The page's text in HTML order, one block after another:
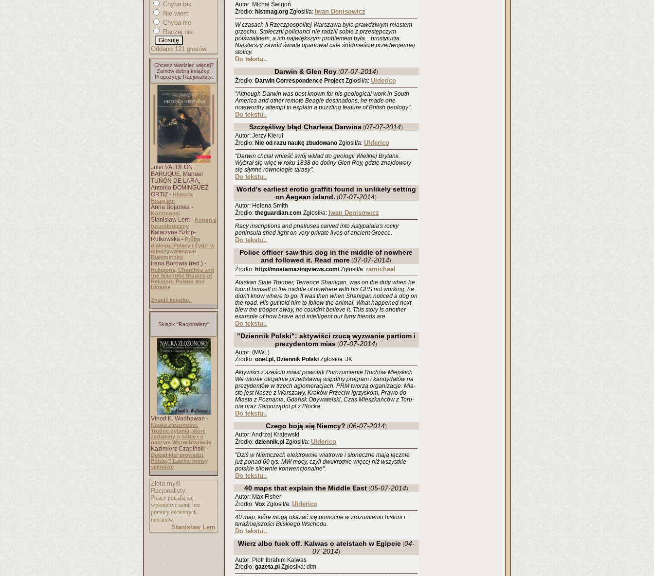
Chyba tak
Nie wiem
Chyba nie
Raczej nie
Oddano 121 głosów.
Chcesz wiedzieć więcej?
Zamów dobrą książkę.
Propozycje Racjonalisty:
Julio VALDEÓN
BARUQUE, Manuel
TUŃÓN DE LARA,
Antonio DOMINGUEZ
ORTIZ - Historia
Hiszpanii
Anna Bojarska -
Kozzmoss!
Stanisław Lem - Kongres
futurologiczny
Katarzyna Sztop-
Rutkowska - Próba
dialogu. Polacy i Żydzi w
międzywojennym
Białymstoku
Irena Borowik (red.) -
Religions, Churches and
the Scientific Studies of
Religion: Poland and
Ukraine
Znajdź książkę..
Sklepik "Racjonalisty"
Vinod K. Wadhawan -
Nauka złożoności.
Trudne pytania, które
zadajemy o sobie i o
naszym Wszechświecie
Kazimierz Czapiński -
Dokąd kler prowadzi
Polskę? Laickie mowy
sejmowe
Złota myśl
Racjonalisty:
Polacy potrafią się
wykończyć sami, bez
pomocy ościennych
mocarstw.
Stanisław Lem
Autor: Michał Świgoń
Źrodło: histmag.orgZgłosił/a: Iwan Denisowicz
W czasach II Rzeczpospolitej Warszawa była prawdziwym miastem
grzechu. Stołeczni policjanci nie radzili sobie z przestępczym
półświatkiem, a ich największym problemem była... prostytucja.
Najstarszy zawód świata opanował całe śródmieście przedwojennej
stolicy.
Do tekstu..
Darwin & Glen Roy(07-07-2014)
Źrodło: Darwin Correspondence ProjectZgłosił/a: Ulderico
"Although Darwin was best known for his geological work in South
America and other remote Beagle destinations, he made one
noteworthy attempt to explain a puzzling feature of British geology".
Do tekstu..
Szczęśliwy błąd Charlesa Darwina (07-07-2014)
Autor: Jerzy Kierul
Źrodło: Nie od razu naukę zbudowanoZgłosił/a: Ulderico
"Darwin chciał wnieść swój wkład do geologii Wielkiej Brytanii.
Wybrał się więc w roku 1838 do doliny Glen Roy, gdzie znajdowały
się słynne równoległe tarasy".
Do tekstu..
World's earliest erotic graffiti found in unlikely setting
on Aegean island. (07-07-2014)
Autor: Helena Smith
Źrodło: theguardian.com Zgłosił/a: Iwan Denisowicz
Racy inscriptions and phalluses carved into Astypalaia's rocky
peninsula shed light on very private lives of ancient Greece.
Do tekstu..
Police officer saw this dog in the middle of nowhere
and followed it. Read more (07-07-2014)
Źrodło: http://mostamazingviews.com/Zgłosił/a: ramichael
Alaskan State Trooper, Terrence Shanigan, was on the duty when he
found himself in the middle of nowhere with his GPS not working, he
didn't know where to go. It was then when Shanigan noticed a dog on
the road. His gut told him to follow the animal. What happened next
blew the trooper away, he couldn't believe it. This story is another
example of how brave and intelligent our furry friends are
Do tekstu..
"Dziennik Polski": aktywiści rzucą wyzwanie partiom i
prezydentom mias (07-07-2014)
Autor: (MWL)
Źrodło: onet.pl, Dziennik PolskiZgłosił/a: JK
Ak­ty­wi­ści z sze­ściu miast po­wo­ła­li Po­ro­zu­mie­nie Ru­chów Miej­skich.
We wto­rek ofi­cjal­nie przed­sta­wią wspól­ny pro­gram i kan­dy­da­tów na
pre­zy­den­tów w trzech aglo­me­ra­cjach. PRM two­rzą or­ga­ni­za­cje: Mia­
sto jest Nasze z War­sza­wy, Kra­ków Prze­ciw Igrzy­skom, Prawo do
Mia­sta z Po­zna­nia, Gdańsk Oby­wa­tel­ski, Czas Miesz­kań­ców z To­ru­
nia oraz Sa­mo­rząd­ni.pl z Płoc­ka.
Do tekstu..
Czego boją się Niemcy? (06-07-2014)
Autor: Andrzej Krajewski
Źrodło: dziennik.pl Zgłosił/a: Ulderico
"Dziś w Niemczech elektrownie wiatrowe i słoneczne mają łącznie
już ponad 60 tys. MW mocy, czyli dwukrotnie więcej niż wszystkie
polskie siłownie konwencjonalne".
Do tekstu..
40 maps that explain the Middle East(05-07-2014)
Autor: Max Fisher
Źrodło: VoxZgłosił/a: Ulderico
40 map, które mogą okazać się pomocne w zrozumieniu historii i
teraźniejszości Bliskiego Wschodu.
Do tekstu..
Wierz albo fuck off. Kalwas o ateistach w Egipcie(04-
07-2014)
Autor: Piotr Ibrahim Kalwas
Źrodło: gazeta.pl Zgłosił/a: dtm